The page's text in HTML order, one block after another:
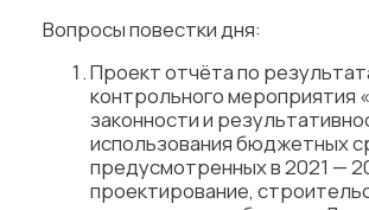
Вопросы повестки дня:
Проект отчёта по
контрольного мероприятия
законности и
использования бюджетных
предусмотренных в 2021 —
проектирование,